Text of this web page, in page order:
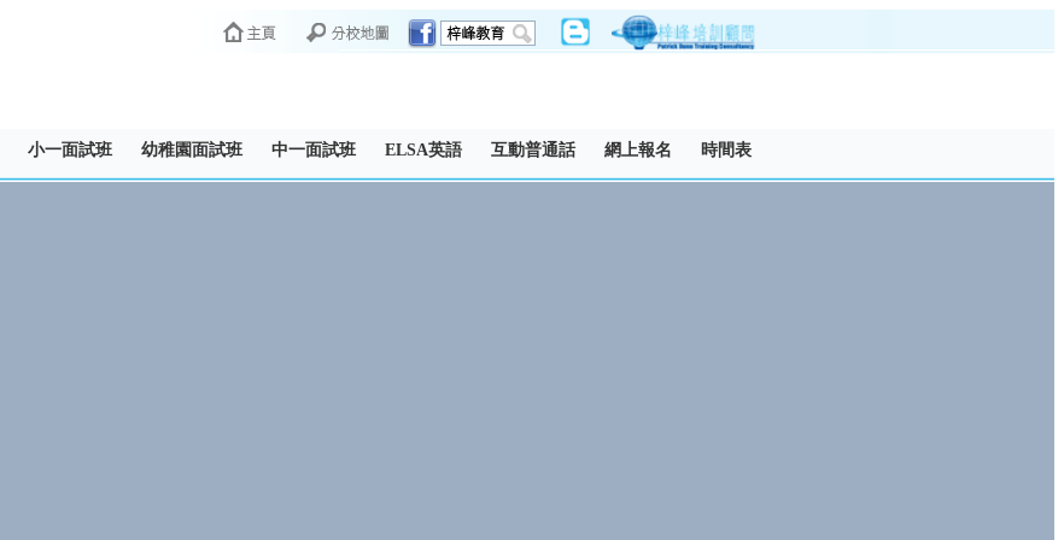
小一面試班 幼稚園面試班 中一面試班 ELSA英語 互動普通話 網上報名 時間表